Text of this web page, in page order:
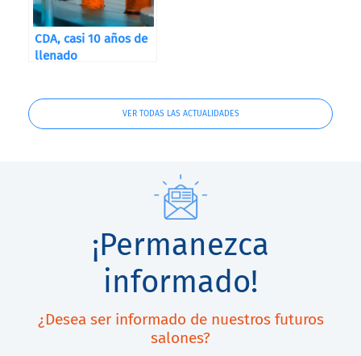
CDA, casi 10 años de
llenado
VER TODAS LAS ACTUALIDADES
¡Permanezca
informado!
¿Desea ser informado de nuestros futuros
salones?